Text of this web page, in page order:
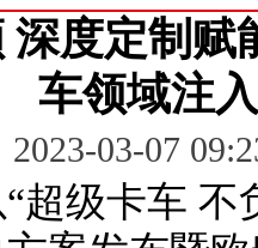
深度定制赋
车领域注
2023-03-07
级卡车 不